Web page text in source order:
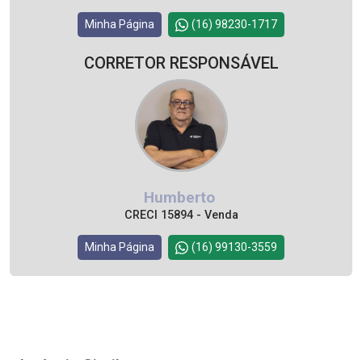
Minha Página (16) 98230-1717
CORRETOR RESPONSÁVEL
Humberto
CRECI 15894 - Venda
Minha Página (16) 99130-3559